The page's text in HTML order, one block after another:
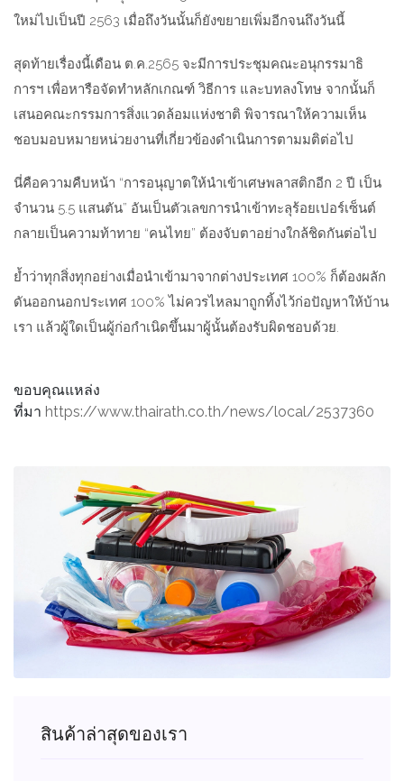
ใหม่ไปเป็นปี 2563 เมื่อถึงวันนั้นก็ยังขยายเพิ่มอีกจนถึงวันนี้
สุดท้ายเรื่องนี้เดือน ต.ค.2565 จะมีการประชุมคณะอนุกรรมาธิ
การฯ เพื่อหารือจัดทำหลักเกณฑ์ วิธีการ และบทลงโทษ จากนั้นก็
เสนอคณะกรรมการสิ่งแวดล้อมแห่งชาติ พิจารณาให้ความเห็น
ชอบมอบหมายหน่วยงานที่เกี่ยวข้องดำเนินการตามมติต่อไป
นี่คือความคืบหน้า “การอนุญาตให้นำเข้าเศษพลาสติกอีก 2 ปี เป็น
จำนวน 5.5 แสนตัน” อันเป็นตัวเลขการนำเข้าทะลุร้อยเปอร์เซ็นต์
กลายเป็นความท้าทาย “คนไทย” ต้องจับตาอย่างใกล้ชิดกันต่อไป
ย้ำว่าทุกสิ่งทุกอย่างเมื่อนำเข้ามาจากต่างประเทศ 100% ก็ต้องผลัก
ดันออกนอกประเทศ 100% ไม่ควรไหลมาถูกทิ้งไว้ก่อปัญหาให้บ้าน
เรา แล้วผู้ใดเป็นผู้ก่อกำเนิดขึ้นมาผู้นั้นต้องรับผิดชอบด้วย.
ขอบคุณแหล่ง
ที่มา https://www.thairath.co.th/news/local/2537360
สินค้าล่าสุดของเรา